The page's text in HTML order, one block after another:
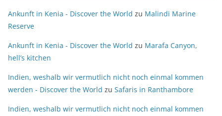
Ankunft in Kenia - Discover the World zu Malindi Marine
Reserve
Ankunft in Kenia - Discover the World zu Marafa Canyon,
hell’s kitchen
Indien, weshalb wir vermutlich nicht noch einmal kommen
werden - Discover the World zu Safaris in Ranthambore
Indien, weshalb wir vermutlich nicht noch einmal kommen